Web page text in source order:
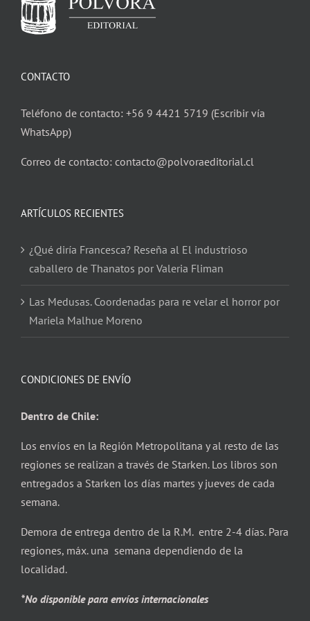
CONTACTO
Teléfono de contacto: +56 9 4421 5719 (Escribir vía
WhatsApp)
Correo de contacto: contacto@polvoraeditorial.cl
ARTÍCULOS RECIENTES
¿Qué diría Francesca? Reseña al El industrioso
caballero de Thanatos por Valeria Fliman
Las Medusas. Coordenadas para re velar el horror por
Mariela Malhue Moreno
CONDICIONES DE ENVÍO
Dentro de Chile:
Los envíos en la Región Metropolitana y al resto de las
regiones se realizan a través de Starken. Los libros son
entregados a Starken los días martes y jueves de cada
semana.
Demora de entrega dentro de la R.M. entre 2-4 días. Para
regiones, máx. una semana dependiendo de la
localidad.
*No disponible para envíos internacionales